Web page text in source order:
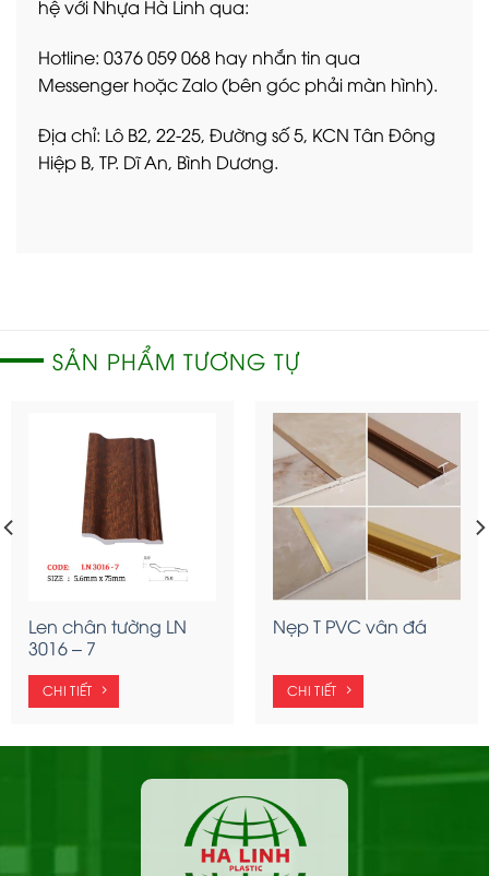
hệ với Nhựa Hà Linh qua:
Hotline: 0376 059 068 hay nhắn tin qua
Messenger hoặc Zalo (bên góc phải màn hình).
Địa chỉ: Lô B2, 22-25, Đường số 5, KCN Tân Đông
Hiệp B, TP. Dĩ An, Bình Dương.
SẢN PHẨM TƯƠNG TỰ
Len chân tường LN
3016 – 7
CHI TIẾT
Nẹp T PVC vân đá
CHI TIẾT